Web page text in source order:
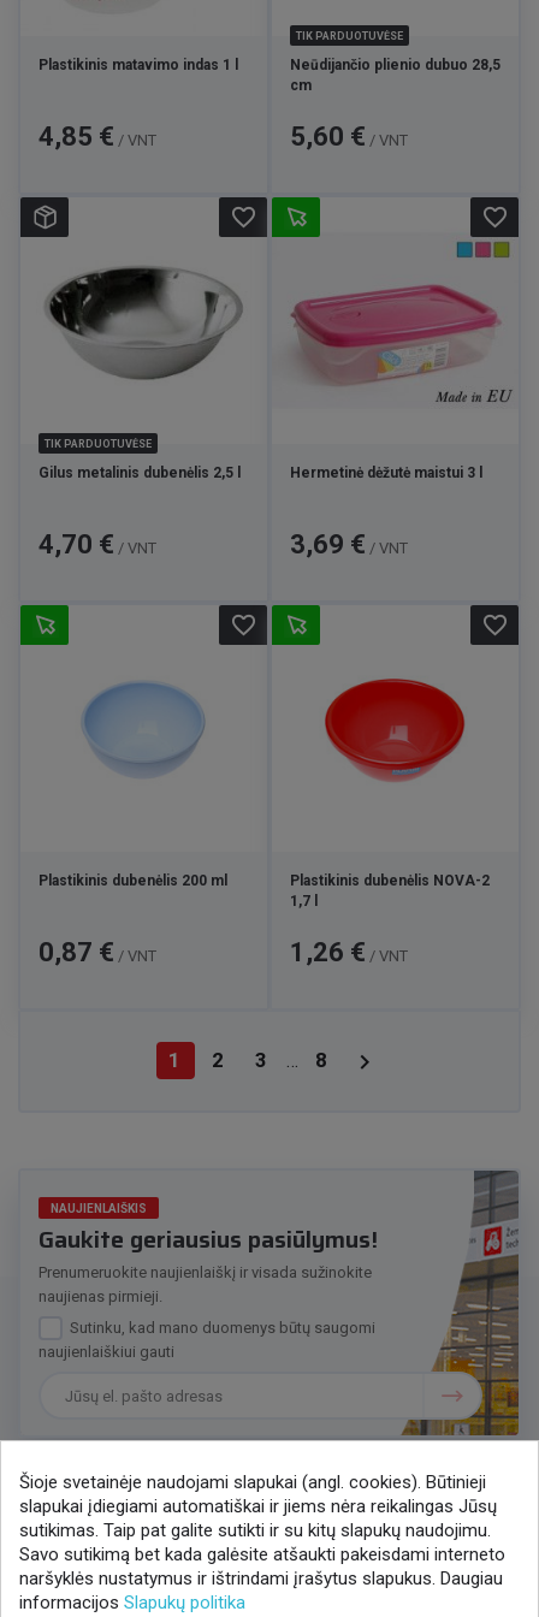
Plastikinis matavimo indas 1 l
Kaina
4,85 € / VNT
TIK PARDUOTUVĖSE
Neūdijančio plienio dubuo 28,5
cm
Kaina
5,60 € / VNT
TIK PARDUOTUVĖSE
Gilus metalinis dubenėlis 2,5 l
Kaina
4,70 € / VNT
favorite_border
Hermetinė dėžutė maistui 3 l
Kaina
3,69 € / VNT
favorite_border
Plastikinis dubenėlis 200 ml
Kaina
0,87 € / VNT
favorite_border
Plastikinis dubenėlis NOVA-2
1,7 l
Kaina
1,26 € / VNT
favorite_border
1 2 3 … 8 
NAUJIENLAIŠKIS
Gaukite geriausius pasiūlymus!
Prenumeruokite naujienlaiškį ir visada sužinokite
naujienas pirmieji.
Sutinku, kad mano duomenys būtų saugomi
naujienlaiškiui gauti
Susisiekime
+370 37 405401
lytagra@lytagra.lt
Šioje svetainėje naudojami slapukai (angl. cookies). Būtinieji
slapukai įdiegiami automatiškai ir jiems nėra reikalingas Jūsų
sutikimas. Taip pat galite sutikti ir su kitų slapukų naudojimu.
Savo sutikimą bet kada galėsite atšaukti pakeisdami interneto
naršyklės nustatymus ir ištrindami įrašytus slapukus. Daugiau
informacijos Slapukų politika